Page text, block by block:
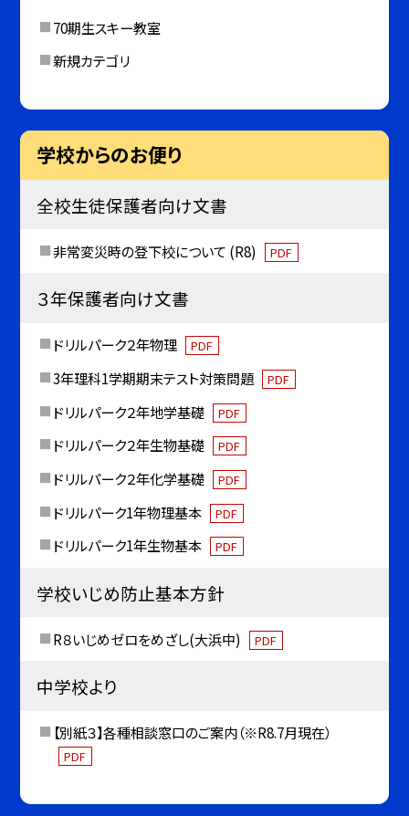
70期生スキー教室
新規カテゴリ
学校からのお便り
全校生徒保護者向け文書
非常変災時の登下校について (R8) PDF
３年保護者向け文書
ドリルパーク２年物理 PDF
3年理科1学期期末テスト対策問題 PDF
ドリルパーク２年地学基礎 PDF
ドリルパーク２年生物基礎 PDF
ドリルパーク２年化学基礎 PDF
ドリルパーク1年物理基本 PDF
ドリルパーク1年生物基本 PDF
学校いじめ防止基本方針
R８いじめゼロをめざし(大浜中) PDF
中学校より
【別紙３】各種相談窓口のご案内（※R8.7月現在）
PDF